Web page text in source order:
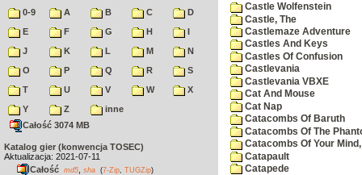
0-9 A B C
D
E
F G H
I
J
K L M
N
O
P Q R
S
T
U V W
X
Y
Z
inne
Całość 3074 MB
Katalog gier (konwencja TOSEC)
Aktualizacja: 2021-07-11
Całość md5 sha (7-Zip TUGZip)
Castle Wolfenstein
Castle, The
Castlemaze Adventure
Castles And Keys
Castles Of Confusion
Castlevania
Castlevania VBXE
Cat And Mouse
Cat Nap
Catacombs Of Baruth
Catacombs Of The
Catacombs Of Your
Catapault
Catapede